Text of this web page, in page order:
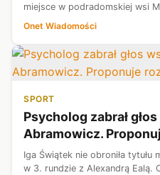
miejsce w podradomskiej wsi
Onet Wiadomości
SPORT
Psycholog zabrał
Abramowicz.
Iga Świątek nie obroniła tytułu
w 3. rundzie z Alexandrą Ealą.